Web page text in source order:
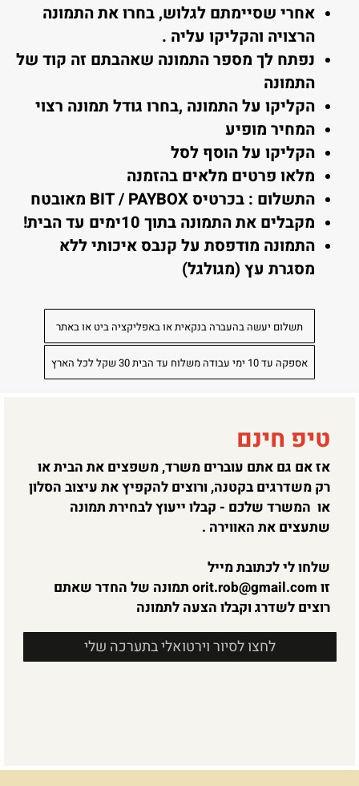
אחרי שסיימתם לגלוש, בחרו את התמונה
הרצויה והקליקו עליה .
נפתח לך מספר התמונה שאהבתם זה קוד של
התמונה
הקליקו על התמונה ,בחרו גודל תמונה רצוי
המחיר מופיע
הקליקו על הוסף לסל
מלאו פרטים מלאים בהזמנה
התשלום : בכרטיס BIT / PAYBOX מאובטח
מקבלים את התמונה בתוך 10ימים עד הבית!
התמונה מודפסת על קנבס איכותי ללא
מסגרת עץ (מגולגל)
תשלום יעשה בהעברה בנקאית או באפליקציה ביט או באתר
אספקה עד 10 ימי עבודה משלוח עד הבית 30 שקל לכל הארץ
טיפ חינם
אז אם גם אתם עוברים משרד, משפצים את הבית או
רק משדרגים בקטנה, ורוצים להקפיץ את עיצוב הסלון
או המשרד שלכם - קבלו ייעוץ לבחירת תמונה
שתעצים את האווירה .
שלחו לי לכתובת מייל
זו orit.rob@gmail.com תמונה של החדר שאתם
רוצים לשדרג וקבלו הצעה לתמונה
לחצו לסיור וירטואלי בתערכה שלי